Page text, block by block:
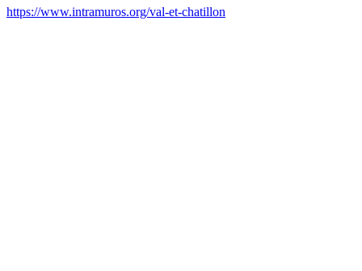
https://www.intramuros.org/val-et-chatillon